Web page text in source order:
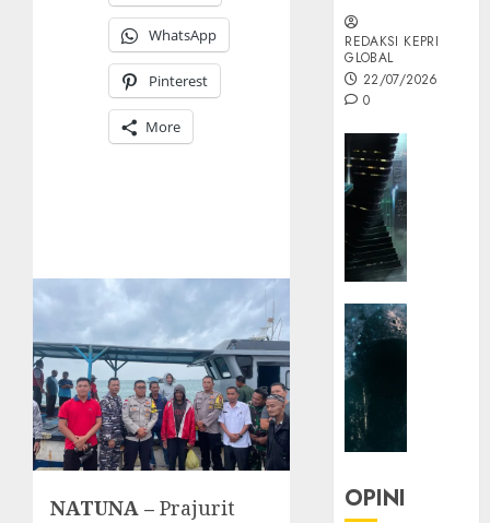
WhatsApp
Pinterest
More
NATUNA – Prajurit
REDAKSI KEPRI
GLOBAL
22/07/2026
0
OPINI